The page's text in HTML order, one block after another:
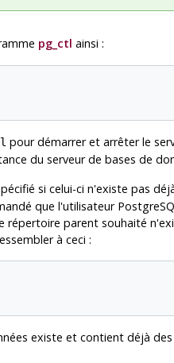
pg_ctl ainsi :
pour démarrer et arrêter le
du serveur de bases de
si celui-ci n'existe pas
que l'utilisateur
parent souhaité
à ceci :
existe et contient déjà